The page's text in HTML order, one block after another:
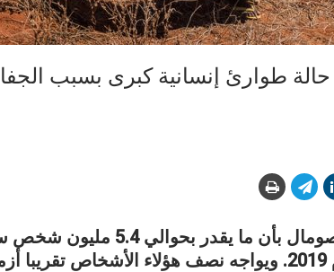
طوارئ إنسانية كبرى بسبب
أفادت وكالات الأمم المتحدة في الصومال بأن
انعدام الأمن الغذائي حتى نهاية عام 2019. ويواجه نصف هؤلاء الأشخاص